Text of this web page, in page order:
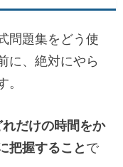
問題集をどう使
に、絶対にやら
。
れだけの時間をか
把握すること で